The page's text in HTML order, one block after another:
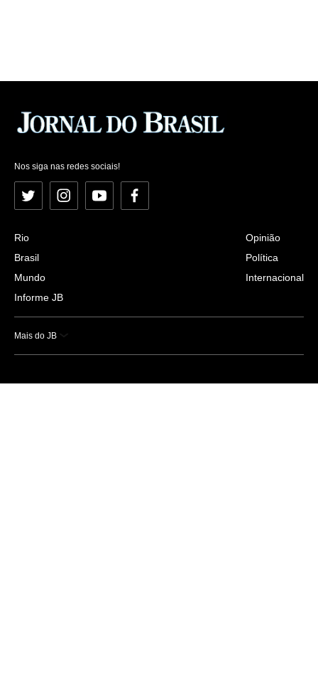
Nos siga nas redes sociais!
Twitter InstagramYouTubeFacebook
Rio
Brasil
Mundo
Informe JB
Opinião
Política
Internacional
Mais do JB
Esportes